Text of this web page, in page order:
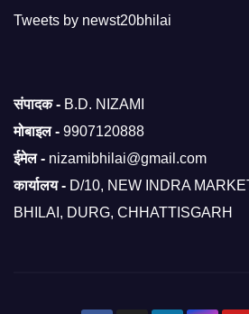
Tweets by newst20bhilai
संपादक - B.D. NIZAMI
मोबाइल - 9907120888
ईमेल - nizamibhilai@gmail.com
कार्यालय - D/10, NEW INDRA
BHILAI, DURG, CHHATTISGARH